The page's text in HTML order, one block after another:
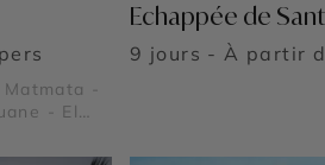
-
- El
Echappée de
9 jours - À partir